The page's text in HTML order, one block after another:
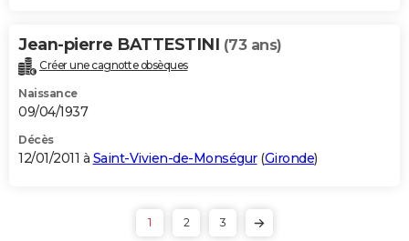
Jean-pierre BATTESTINI (73 ans)
Créer une cagnotte obsèques
Naissance
09/04/1937
Décès
12/01/2011 à Saint-Vivien-de-Monségur(Gironde)
1 2 3